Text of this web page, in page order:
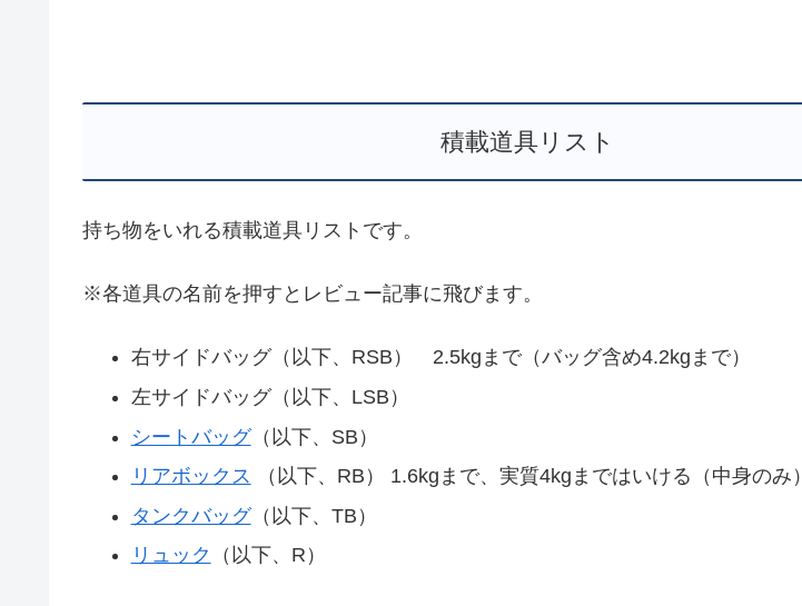
積載道具リスト
持ち物をいれる積載道具リストです。
※各道具の名前を押すとレビュー記事に飛びます。
右サイドバッグ（以下、RSB） 2.5kgまで（バッグ含め4.2kgまで）
左サイドバッグ（以下、LSB）
シートバッグ（以下、SB）
リアボックス （以下、RB） 1.6kgまで、実質4kgまではいける（中身のみ）
タンクバッグ（以下、TB）
リュック
（以下、R）